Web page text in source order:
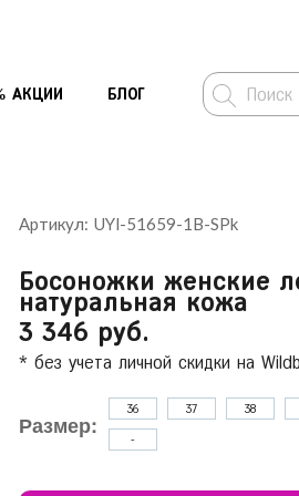
АКЦИИ БЛОГ
Шарфы и платки
Стельки и
Средства по
Стельки и
Шарфы и платки
Сумки
Артикул: UYI-51659-1B-SPk
Босоножки женские
натуральная кожа
3 346 руб.
* без учета личной скидки на
Размер:
36 37 38
-
2 095 ₽
заказ